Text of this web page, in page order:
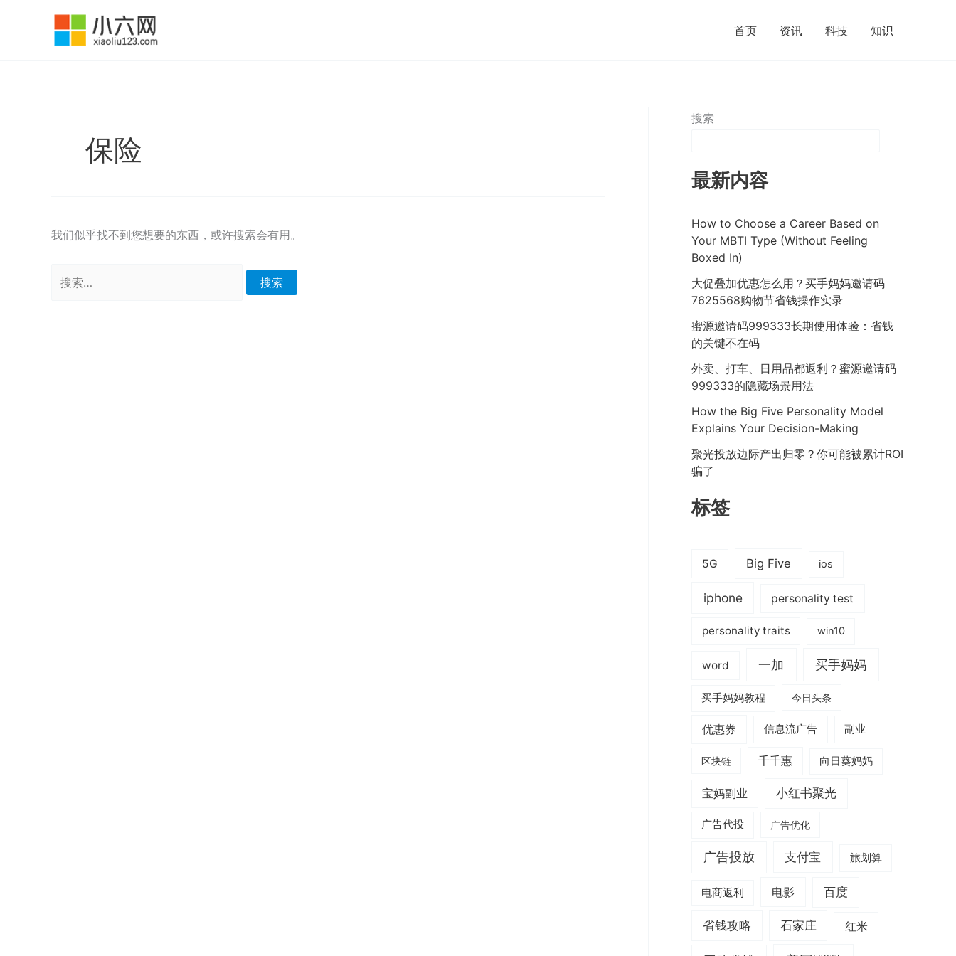
首页 资讯 科技 知识
保险
我们似乎找不到您想要的东西，或许搜索会有用。
索：
搜索
最新内容
How to Choose a Career Based on
Your MBTI Type (Without Feeling
Boxed In)
大促叠加优惠怎么用？买手妈妈邀请码
7625568购物节省钱操作实录
蜜源邀请码999333长期使用体验：省钱
的关键不在码
外卖、打车、日用品都返利？蜜源邀请码
999333的隐藏场景用法
How the Big Five Personality Model
Explains Your Decision-Making
聚光投放边际产出归零？你可能被累计ROI
骗了
标签
5G Big Five ios
iphone personality test
personality traits win10
word 一加 买手妈妈
买手妈妈教程 今日头条
优惠券 信息流广告 副业
区块链 千千惠 向日葵妈妈
宝妈副业 小红书聚光
广告代投 广告优化
广告投放 支付宝 旅划算
电商返利 电影 百度
省钱攻略 石家庄 红米